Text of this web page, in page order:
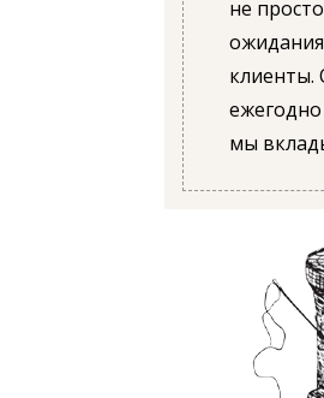
не
клиенты.
мы